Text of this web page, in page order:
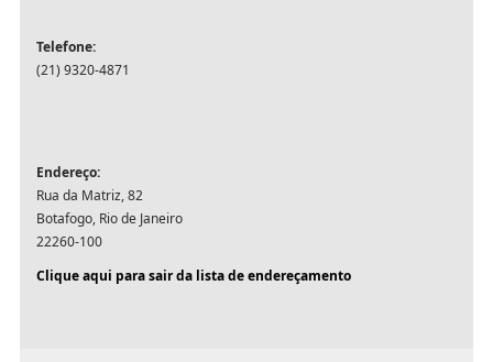
Telefone:
(21) 9320-4871
Endereço:
Rua da Matriz, 82
Botafogo, Rio de Janeiro
22260-100
Clique aqui para sair da lista de endereçamento